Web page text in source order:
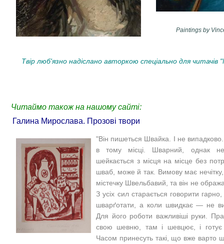
Paintings by
Твір люб'язно надіслано авторкою спеціально для читачів
Читаймо також на нашому сайті:
Галина Мирослава. Прозові твори
"Він пишеться Швайка. І не
в тому місці. Шварний, однак
шейкається з місця на місце без
шваб, може й так. Вимову має
містечку Швельбавий, та він не
З усіх сил старається говорити
шварґотати, а коли швидкає — не
Для його роботи важливіші руки.
свою шевню, там і шевцює, і
Часом принесуть такі, що вже варто